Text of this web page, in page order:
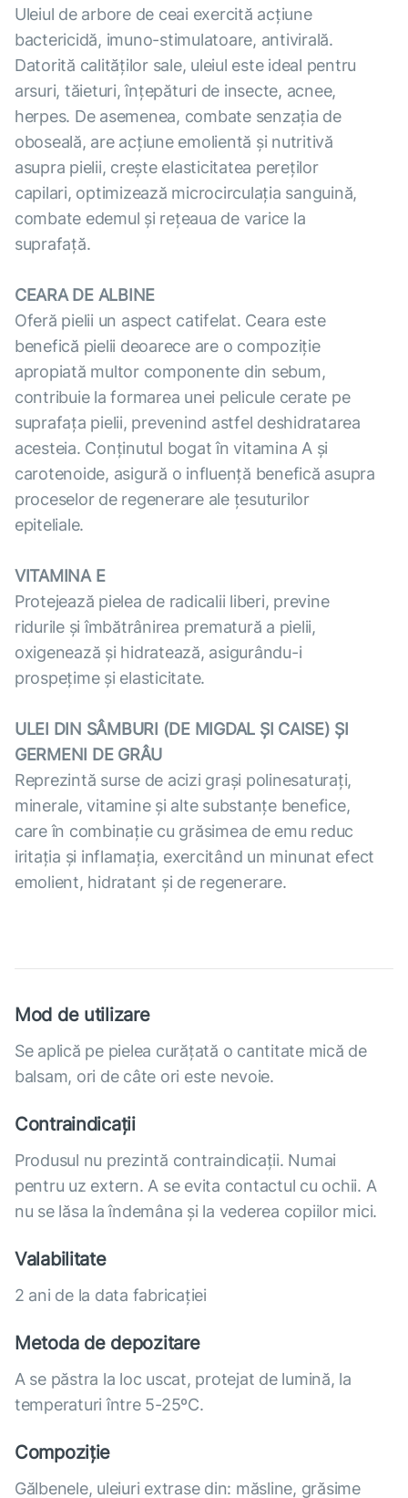
Uleiul de arbore de ceai exercită acţiune
bactericidă, imuno-stimulatoare, antivirală.
Datorită calităţilor sale, uleiul este ideal pentru
arsuri, tăieturi, înţepături de insecte, acnee,
herpes. De asemenea, combate senzaţia de
oboseală, are acţiune emolientă şi nutritivă
asupra pielii, creşte elasticitatea pereţilor
capilari, optimizează microcirculaţia sanguină,
combate edemul şi reţeaua de varice la
suprafaţă.
CEARA DE ALBINE
Oferă pielii un aspect catifelat. Ceara este
benefică pielii deoarece are o compoziție
apropiată multor componente din sebum,
contribuie la formarea unei pelicule cerate pe
suprafața pielii, prevenind astfel deshidratarea
acesteia. Conținutul bogat în vitamina A şi
carotenoide, asigură o influenţă benefică asupra
proceselor de regenerare ale ţesuturilor
epiteliale.
VITAMINA E
Protejează pielea de radicalii liberi, previne
ridurile și îmbătrânirea prematură a pielii,
oxigenează și hidratează, asigurându-i
prospețime și elasticitate.
ULEI DIN SÂMBURI (DE MIGDAL ȘI CAISE) ȘI
GERMENI DE GRÂU
Reprezintă surse de acizi graşi polinesaturaţi,
minerale, vitamine şi alte substanţe benefice,
care în combinaţie cu grăsimea de emu reduc
iritaţia şi inflamaţia, exercitând un minunat efect
emolient, hidratant şi de regenerare.
Mod de utilizare
Se aplică pe pielea curăţată o cantitate mică de
balsam, ori de câte ori este nevoie.
Contraindicații
Produsul nu prezintă contraindicații. Numai
pentru uz extern. A se evita contactul cu ochii. A
nu se lăsa la îndemâna și la vederea copiilor mici.
Valabilitate
2 ani de la data fabricației
Metoda de depozitare
A se păstra la loc uscat, protejat de lumină, la
temperaturi între 5-25ºС.
Compoziție
Gălbenele, uleiuri extrase din: măsline, grăsime